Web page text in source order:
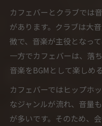
カフェバーとクラブでは
があります。クラブは大
徴で、音楽が主役となっ
一方でカフェバーは、落
音楽をBGMとして楽しめ
カフェバーではヒップホ
なジャンルが流れ、音量
が多いです。そのため、